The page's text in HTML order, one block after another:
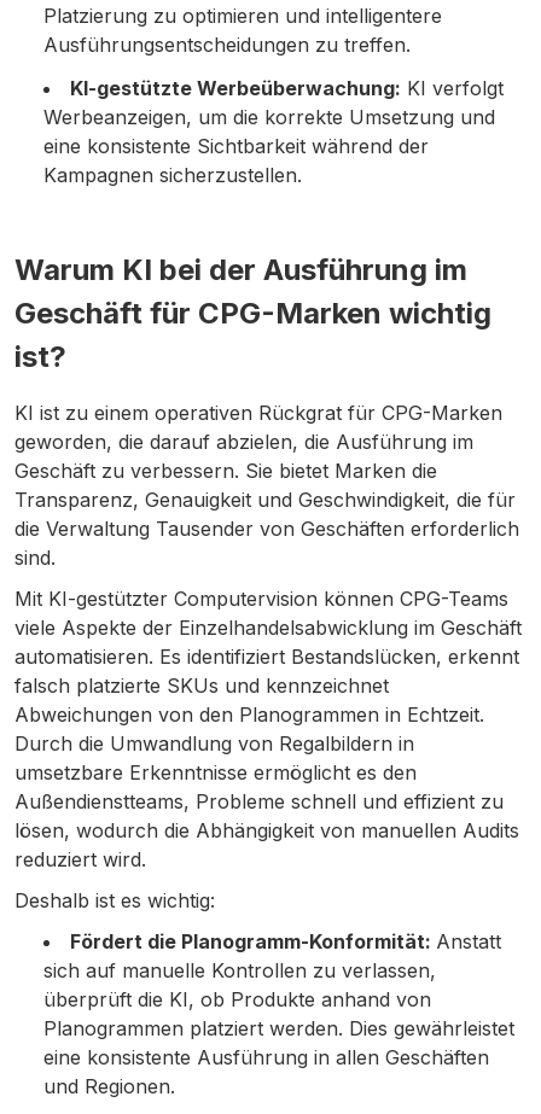
Platzierung zu optimieren und intelligentere
Ausführungsentscheidungen zu treffen.
KI-gestützte Werbeüberwachung: KI verfolgt
Werbeanzeigen, um die korrekte Umsetzung und
eine konsistente Sichtbarkeit während der
Kampagnen sicherzustellen.
Warum KI bei der Ausführung im
Geschäft für CPG-Marken wichtig
ist?
KI ist zu einem operativen Rückgrat für CPG-Marken
geworden, die darauf abzielen, die Ausführung im
Geschäft zu verbessern. Sie bietet Marken die
Transparenz, Genauigkeit und Geschwindigkeit, die für
die Verwaltung Tausender von Geschäften erforderlich
sind.
Mit KI-gestützter Computervision können CPG-Teams
viele Aspekte der Einzelhandelsabwicklung im Geschäft
automatisieren. Es identifiziert Bestandslücken, erkennt
falsch platzierte SKUs und kennzeichnet
Abweichungen von den Planogrammen in Echtzeit.
Durch die Umwandlung von Regalbildern in
umsetzbare Erkenntnisse ermöglicht es den
Außendienstteams, Probleme schnell und effizient zu
lösen, wodurch die Abhängigkeit von manuellen Audits
reduziert wird.
Deshalb ist es wichtig:
Fördert die Planogramm-Konformität: Anstatt
sich auf manuelle Kontrollen zu verlassen,
überprüft die KI, ob Produkte anhand von
Planogrammen platziert werden. Dies gewährleistet
eine konsistente Ausführung in allen Geschäften
und Regionen.